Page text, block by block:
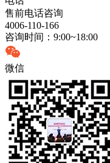
售前电话咨询
4006-110-166
咨询时间：9:00~18:00
微信